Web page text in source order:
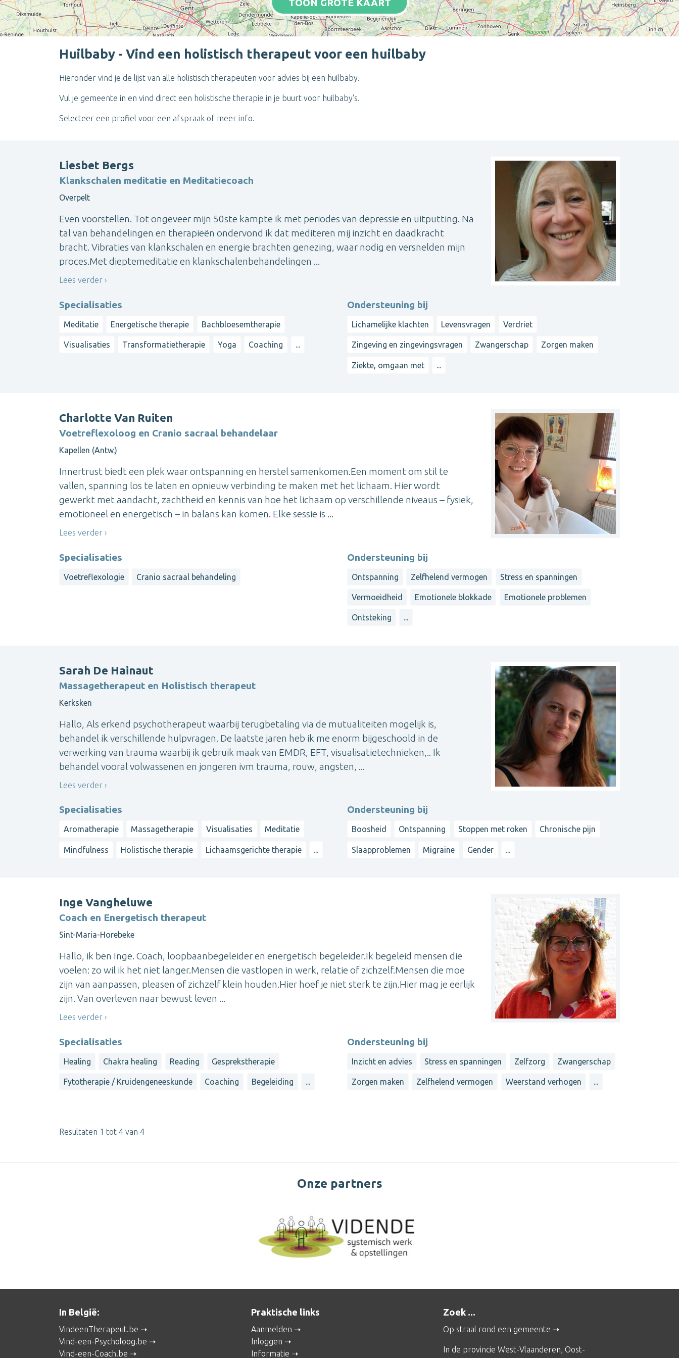
TOON GROTE KAART
Huilbaby - Vind een holistisch therapeut voor een huilbaby
Hieronder vind je de lijst van alle holistisch therapeuten voor advies bij een huilbaby.
Vul je gemeente in en vind direct een holistische therapie in je buurt voor huilbaby's.
Selecteer een profiel voor een afspraak of meer info.
Liesbet Bergs
Klankschalen meditatie en Meditatiecoach
Overpelt
Even voorstellen. Tot ongeveer mijn 50ste kampte ik met periodes van depressie en uitputting. Na
tal van behandelingen en therapieën ondervond ik dat mediteren mij inzicht en daadkracht
bracht. Vibraties van klankschalen en energie brachten genezing, waar nodig en versnelden mijn
proces.Met dieptemeditatie en klankschalenbehandelingen ...
Lees verder
Specialisaties
Meditatie Energetische therapie Bachbloesemtherapie
Visualisaties Transformatietherapie Yoga Coaching ...
Ondersteuning bij
Lichamelijke klachten Levensvragen Verdriet
Zingeving en zingevingsvragen Zwangerschap Zorgen maken
Ziekte, omgaan met
Charlotte Van Ruiten
Voetreflexoloog en Cranio sacraal behandelaar
Kapellen (Antw.)
Innertrust biedt een plek waar ontspanning en herstel samenkomen.Een moment om stil te
vallen, spanning los te laten en opnieuw verbinding te maken met het lichaam. Hier wordt
gewerkt met aandacht, zachtheid en kennis van hoe het lichaam op verschillende niveaus – fysiek,
emotioneel en energetisch – in balans kan komen. Elke sessie is ...
Lees verder
Specialisaties
Voetreflexologie Cranio sacraal behandeling
Ondersteuning bij
Ontspanning Zelfhelend vermogen Stress en spanningen
Vermoeidheid Emotionele blokkade Emotionele problemen
Ontsteking ...
Sarah De Hainaut
Massagetherapeut en Holistisch therapeut
Kerksken
Hallo, Als erkend psychotherapeut waarbij terugbetaling via de mutualiteiten mogelijk is,
behandel ik verschillende hulpvragen. De laatste jaren heb ik me enorm bijgeschoold in de
verwerking van trauma waarbij ik gebruik maak van EMDR, EFT, visualisatietechnieken,.. Ik
behandel vooral volwassenen en jongeren ivm trauma, rouw, angsten, ...
Lees verder
Specialisaties
Aromatherapie Massagetherapie Visualisaties Meditatie
Mindfulness Holistische therapie Lichaamsgerichte therapie ...
Ondersteuning bij
Boosheid Ontspanning Stoppen met roken Chronische pijn
Slaapproblemen Migraine Gender ...
Inge Vangheluwe
Coach en Energetisch therapeut
Sint-Maria-Horebeke
Hallo, ik ben Inge. Coach, loopbaanbegeleider en energetisch begeleider.Ik begeleid mensen die
voelen: zo wil ik het niet langer.Mensen die vastlopen in werk, relatie of zichzelf.Mensen die moe
zijn van aanpassen, pleasen of zichzelf klein houden.Hier hoef je niet sterk te zijn.Hier mag je eerlijk
zijn. Van overleven naar bewust leven ...
Lees verder
Specialisaties
Healing Chakra healing Reading Gesprekstherapie
Fytotherapie / Kruidengeneeskunde Coaching Begeleiding ...
Ondersteuning bij
Inzicht en advies Stress en spanningen Zelfzorg Zwangerschap
Zorgen maken Zelfhelend vermogen Weerstand verhogen ...
Resultaten 1 tot 4 van 4
Onze partners
In België:
VindeenTherapeut.be
Vind-een-Psycholoog.be
Vind-een-Coach.be
Praktische links
Aanmelden
Inloggen
Informatie
Zoek ...
Op straal rond een gemeente
In de provincie West-Vlaanderen, Oost-